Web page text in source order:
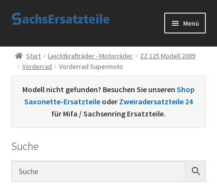
Zur
Zum
Menü
Start
AGB
Datenschutzerklärung
Kontakt
Sachs Ersatzteile
Start Leichtkrafträder - Motorräder
ZZ 125 Modell 2009
Vorderrad
Vorderrad Supermoto
Modell nicht gefunden? Besuchen Sie unseren Shop
Saxonette-Ersatzteile oder Zweiradersatzteile 24
für Mifa / Sachsenring Ersatzteile.
Suche